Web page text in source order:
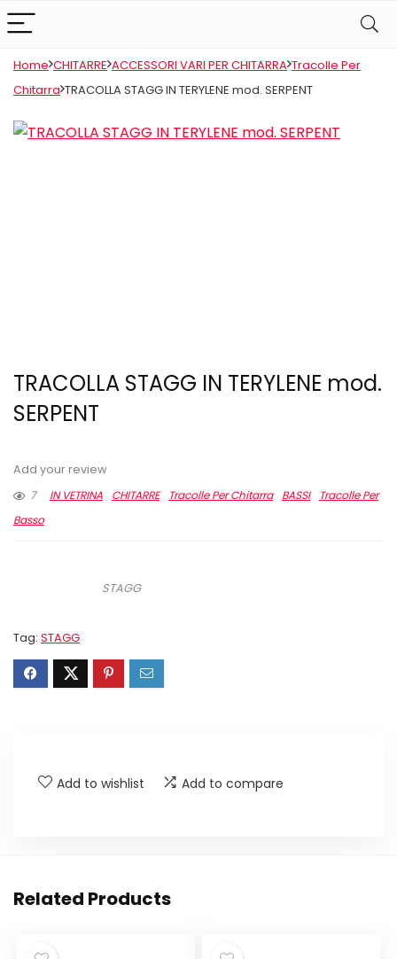
Home CHITARRE ACCESSORI VARI PER CHITARRA Tracolle Per
Chitarra TRACOLLA STAGG IN TERYLENE mod. SERPENT
TRACOLLA STAGG IN TERYLENE mod.
SERPENT
Add your review
7
IN VETRINA CHITARRE Tracolle Per Chitarra BASSI
Tracolle Per
Basso
STAGG
Tag: STAGG
Add to wishlist Add to compare
Related Products